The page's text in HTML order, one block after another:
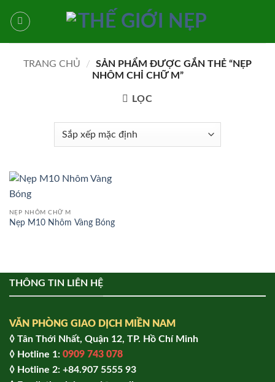
qua
TRANG CHỦ
/
SẢN PHẨM ĐƯỢC GẮN THẺ “NẸP
NHÔM CHỈ CHỮ M”
LỌC
NẸP NHÔM CHỮ M
Nẹp M10 Nhôm Vàng Bóng
THÔNG TIN LIÊN HỆ
VĂN PHÒNG GIAO DỊCH MIỀN NAM
◊ Tân Thới Nhất, Quận 12, TP. Hồ Chí Minh
◊ Hotline 1: 0909 743 078
◊ Hotline 2: +84.907 5555 93